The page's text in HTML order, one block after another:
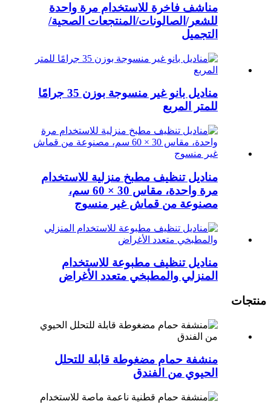
مناشف فاخرة للاستخدام مرة واحدة
للشعر/الصالونات/المنتجعات الصحية/
التجميل
مناديل بانو غير منسوجة بوزن 35 جرامًا
للمتر المربع
مناديل تنظيف مطبخ منزلية للاستخدام
مرة واحدة، مقاس 30 × 60 سم،
مصنوعة من قماش غير منسوج
مناديل تنظيف مطبوعة للاستخدام
المنزلي والمطبخي متعدد الأغراض
منتجات
منشفة حمام مضغوطة قابلة للتحلل
الحيوي من الفندق